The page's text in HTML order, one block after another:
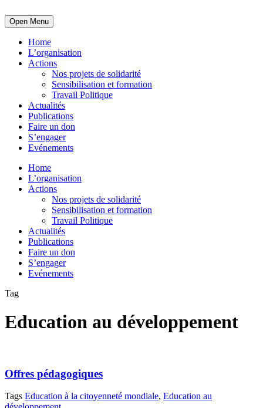
Open Menu
Home
L’organisation
Actions
Nos projets de solidarité
Sensibilisation et formation
Travail Politique
Actualités
Publications
Faire un don
S’engager
Evénements
Home
L’organisation
Actions
Nos projets de solidarité
Sensibilisation et formation
Travail Politique
Actualités
Publications
Faire un don
S’engager
Evénements
Tag
Education au développement
Offres pédagogiques
Tags Education à la citoyenneté mondiale, Education au